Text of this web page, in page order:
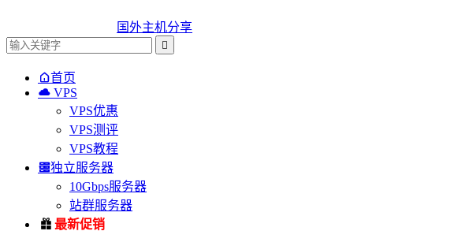
国外主机分享

首页
 VPS
VPS优惠
VPS测评
VPS教程
独立服务器
10Gbps服务器
站群服务器
 最新促销